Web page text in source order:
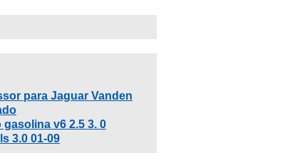
para Jaguar Vanden
v6 2.5 3. 0
3.0 01-09